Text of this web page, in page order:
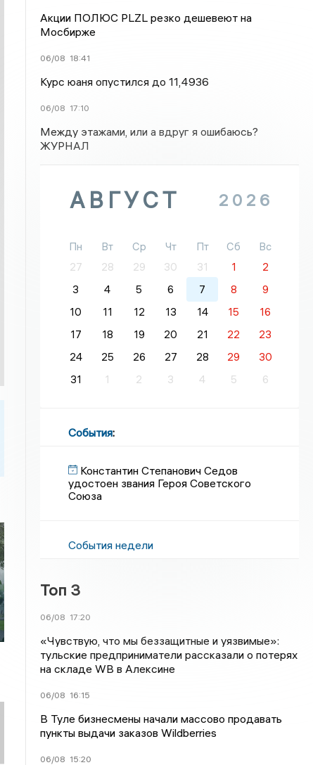
Акции ПОЛЮС PLZL резко дешевеют на
Мосбирже
06/08 18:41
Курс юаня опустился до 11,4936
06/08 17:10
Между этажами, или а вдруг я ошибаюсь?
ЖУРНАЛ
АВГУСТ 2026
Пн Вт Ср Чт Пт Сб
Вс
27
28 29 30 31 1
2
3
4 5 6 7 8
9
10
11 12 13 14 15
16
17
18 19 20 21 22
23
24
25 26 27 28 29
30
31
1 2 3 4 5 6
События:
Константин Степанович Седов
удостоен звания Героя Советского
Союза
События недели
Топ 3
06/08 17:20
«Чувствую, что мы беззащитные и уязвимые»:
тульские предприниматели рассказали о потерях
на складе WB в Алексине
06/08 16:15
В Туле бизнесмены начали массово продавать
пункты выдачи заказов Wildberries
06/08 15:20